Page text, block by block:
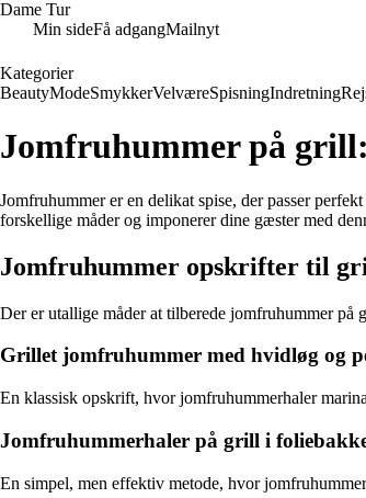
Dame Tur
Min sideFå adgangMailnyt
Kategorier
BeautyModeSmykkerVelværeSpisningIndretning
Jomfruhummer på
Jomfruhummer er en delikat spise, der passer
forskellige måder og imponerer dine gæster med
Jomfruhummer opskrifter til
Der er utallige måder at tilberede jomfruhummer
Grillet jomfruhummer med hvidløg og
En klassisk opskrift, hvor jomfruhummerhaler
Jomfruhummerhaler på grill i
En simpel, men effektiv metode, hvor